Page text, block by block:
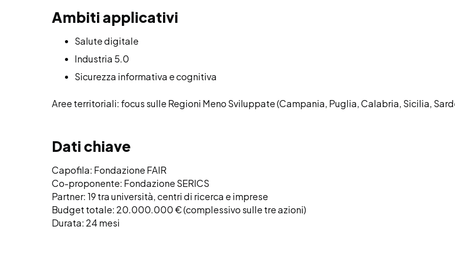
Ambiti applicativi
Salute digitale
Industria 5.0
Sicurezza informativa e cognitiva
Aree territoriali: focus sulle Regioni Meno Sviluppate (Campania, Puglia, Calabria, Sicilia,
Dati chiave
Capofila: Fondazione FAIR
Co-proponente: Fondazione SERICS
Partner: 19 tra università, centri di ricerca e imprese
Budget totale: 20.000.000 € (complessivo sulle tre azioni)
Durata: 24 mesi